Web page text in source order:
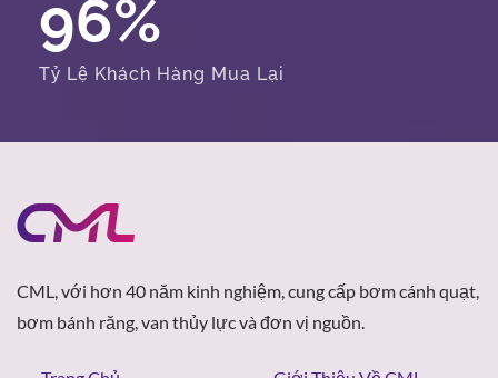
96%
Tỷ Lệ Khách Hàng Mua Lại
CML, với hơn 40 năm kinh nghiệm, cung cấp bơm cánh quạt,
bơm bánh răng, van thủy lực và đơn vị nguồn.